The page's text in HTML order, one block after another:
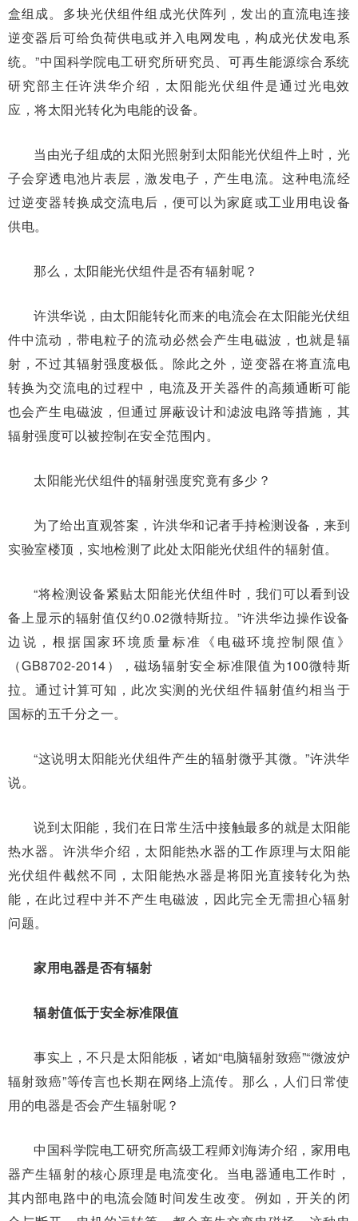
盒组成。多块光伏组件组成光伏阵列，发出的直流电连接
逆变器后可给负荷供电或并入电网发电，构成光伏发电系
统。”中国科学院电工研究所研究员、可再生能源综合系统
研究部主任许洪华介绍，太阳能光伏组件是通过光电效
应，将太阳光转化为电能的设备。
当由光子组成的太阳光照射到太阳能光伏组件上时，光
子会穿透电池片表层，激发电子，产生电流。这种电流经
过逆变器转换成交流电后，便可以为家庭或工业用电设备
供电。
那么，太阳能光伏组件是否有辐射呢？
许洪华说，由太阳能转化而来的电流会在太阳能光伏组
件中流动，带电粒子的流动必然会产生电磁波，也就是辐
射，不过其辐射强度极低。除此之外，逆变器在将直流电
转换为交流电的过程中，电流及开关器件的高频通断可能
也会产生电磁波，但通过屏蔽设计和滤波电路等措施，其
辐射强度可以被控制在安全范围内。
太阳能光伏组件的辐射强度究竟有多少？
为了给出直观答案，许洪华和记者手持检测设备，来到
实验室楼顶，实地检测了此处太阳能光伏组件的辐射值。
“将检测设备紧贴太阳能光伏组件时，我们可以看到设
备上显示的辐射值仅约0.02微特斯拉。”许洪华边操作设备
边说，根据国家环境质量标准《电磁环境控制限值》
（GB8702-2014），磁场辐射安全标准限值为100微特斯
拉。通过计算可知，此次实测的光伏组件辐射值约相当于
国标的五千分之一。
“这说明太阳能光伏组件产生的辐射微乎其微。”许洪华
说。
说到太阳能，我们在日常生活中接触最多的就是太阳能
热水器。许洪华介绍，太阳能热水器的工作原理与太阳能
光伏组件截然不同，太阳能热水器是将阳光直接转化为热
能，在此过程中并不产生电磁波，因此完全无需担心辐射
问题。
家用电器是否有辐射
辐射值低于安全标准限值
事实上，不只是太阳能板，诸如“电脑辐射致癌”“微波炉
辐射致癌”等传言也长期在网络上流传。那么，人们日常使
用的电器是否会产生辐射呢？
中国科学院电工研究所高级工程师刘海涛介绍，家用电
器产生辐射的核心原理是电流变化。当电器通电工作时，
其内部电路中的电流会随时间发生改变。例如，开关的闭